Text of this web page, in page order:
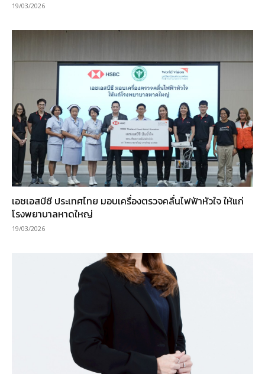
19/03/2026
เอชเอสบีซี ประเทศไทย มอบเครื่องตรวจคลื่นไฟฟ้าหัวใจ ให้แก่
โรงพยาบาลหาดใหญ่
19/03/2026